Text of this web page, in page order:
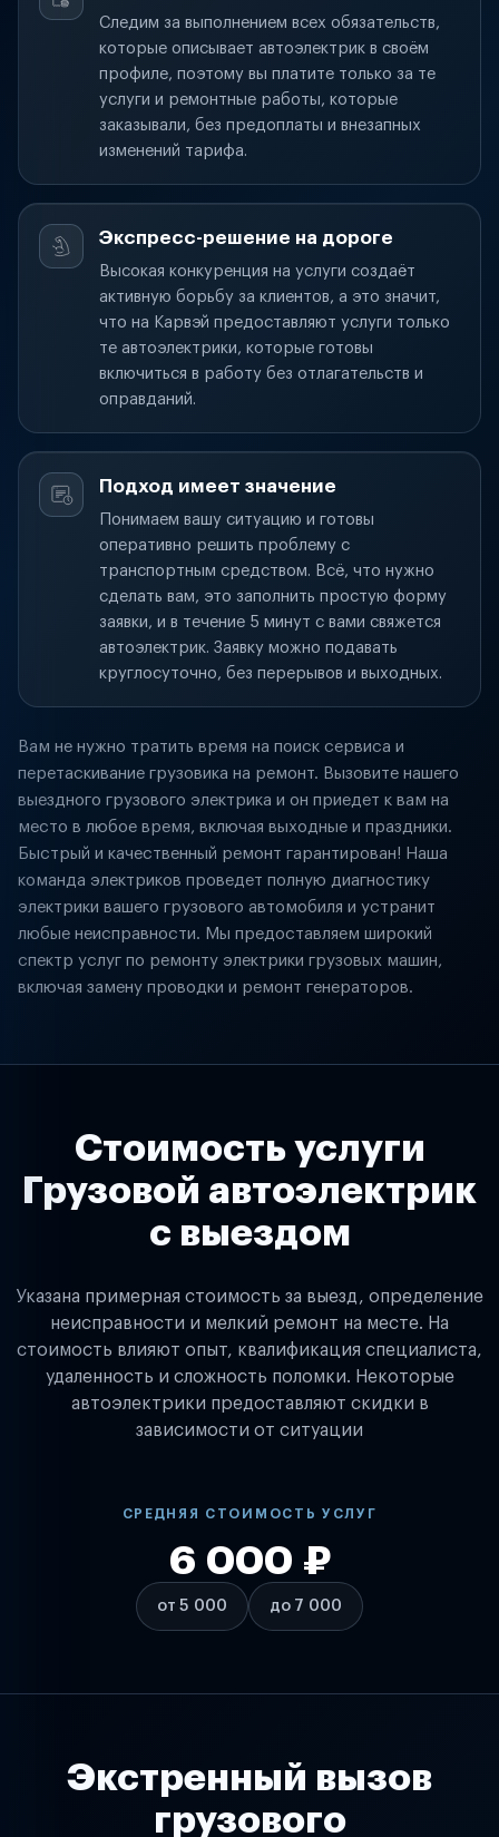
Следим за выполнением всех обязательств,
которые описывает автоэлектрик в своём
профиле, поэтому вы платите только за те
услуги и ремонтные работы, которые
заказывали, без предоплаты и внезапных
изменений тарифа.
Экспресс-решение на дороге
Высокая конкуренция на услуги создаёт
активную борьбу за клиентов, а это значит,
что на Карвэй предоставляют услуги только
те автоэлектрики, которые готовы
включиться в работу без отлагательств и
оправданий.
Подход имеет значение
Понимаем вашу ситуацию и готовы
оперативно решить проблему с
транспортным средством. Всё, что нужно
сделать вам, это заполнить простую форму
заявки, и в течение 5 минут с вами свяжется
автоэлектрик. Заявку можно подавать
круглосуточно, без перерывов и выходных.
Вам не нужно тратить время на поиск сервиса и
перетаскивание грузовика на ремонт. Вызовите нашего
выездного грузового электрика и он приедет к вам на
место в любое время, включая выходные и праздники.
Быстрый и качественный ремонт гарантирован! Наша
команда электриков проведет полную диагностику
электрики вашего грузового автомобиля и устранит
любые неисправности. Мы предоставляем широкий
спектр услуг по ремонту электрики грузовых машин,
включая замену проводки и ремонт генераторов.
Стоимость услуги
Грузовой автоэлектрик
с выездом
Указана примерная стоимость за выезд, определение
неисправности и мелкий ремонт на месте. На
стоимость влияют опыт, квалификация специалиста,
удаленность и сложность поломки. Некоторые
автоэлектрики предоставляют скидки в
зависимости от ситуации
СРЕДНЯЯ СТОИМОСТЬ УСЛУГ
от 5 000
6 000 ₽
до 7 000
Экстренный вызов
грузового